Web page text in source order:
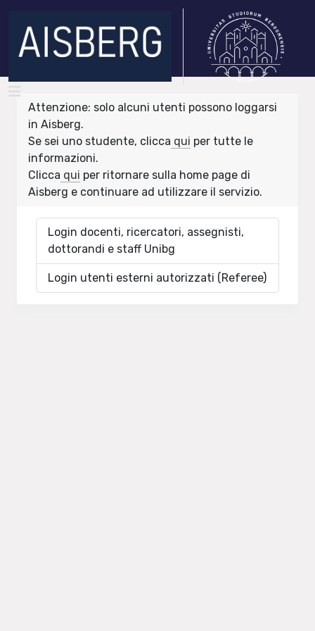
Attenzione: solo alcuni utenti possono loggarsi
in Aisberg.
Se sei uno studente, clicca qui per tutte le
informazioni.
Clicca qui per ritornare sulla home page di
Aisberg e continuare ad utilizzare il servizio.
Login docenti, ricercatori, assegnisti,
dottorandi e staff Unibg
Login utenti esterni autorizzati (Referee)